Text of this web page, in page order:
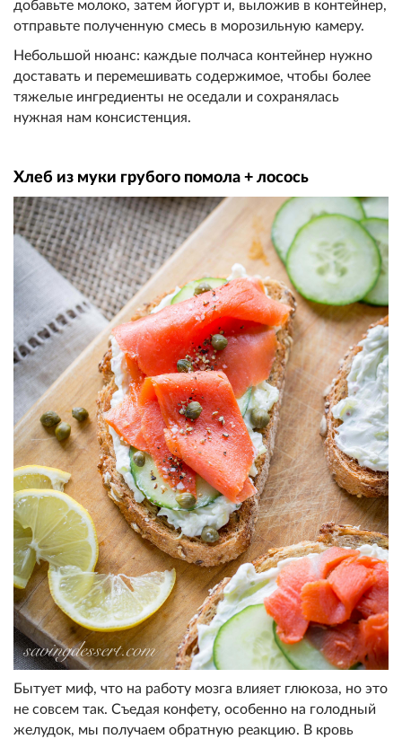
добавьте молоко, затем йогурт и, выложив в контейнер,
отправьте полученную смесь в морозильную камеру.
Небольшой нюанс: каждые полчаса контейнер нужно
доставать и перемешивать содержимое, чтобы более
тяжелые ингредиенты не оседали и сохранялась
нужная нам консистенция.
Хлеб из муки грубого помола + лосось
Бытует миф, что на работу мозга влияет глюкоза, но это
не совсем так. Съедая конфету, особенно на голодный
желудок, мы получаем обратную реакцию. В кровь